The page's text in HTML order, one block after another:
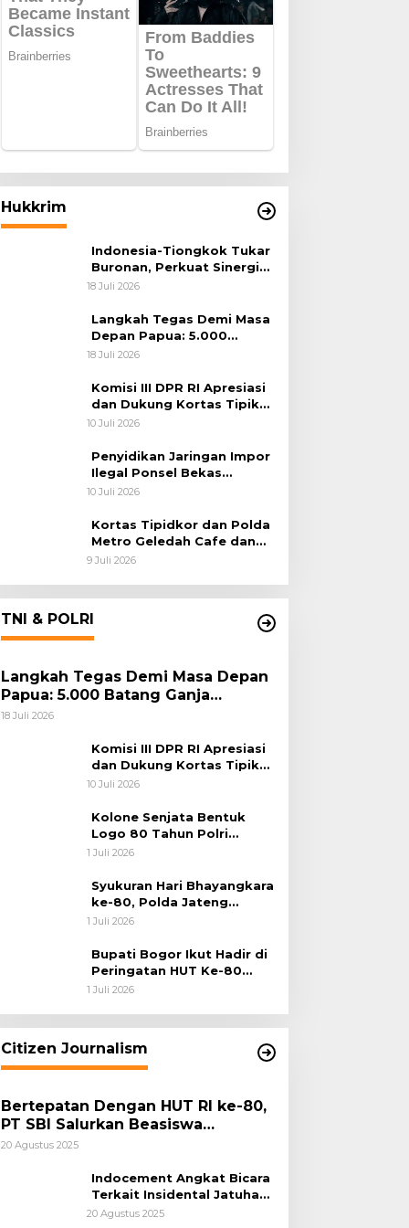
Hukkrim
Indonesia-Tiongkok Tukar
Buronan, Perkuat Sinergi
Penegakan Hukum Lintas
18 Juli 2026
Langkah Tegas Demi Masa
Depan Papua: 5.000
Batang Ganja Berhasil
Habema
18 Juli 2026
Komisi III DPR RI Apresiasi
dan Dukung Kortas Tipikor
Polri Usut Dugaan Korupsi
10 Juli 2026
Penyidikan Jaringan Impor
Ilegal Ponsel Bekas
Rampung, Tiga Tersangka
10 Juli 2026
Kortas Tipidkor dan Polda
Metro Geledah Cafe dan
Money Changer
9 Juli 2026
TNI & POLRI
Langkah Tegas Demi Masa Depan
Papua: 5.000 Batang Ganja
Berhasil Diungkap Koops TNI
18 Juli 2026
Komisi III DPR RI Apresiasi
dan Dukung Kortas Tipikor
Polri Usut Dugaan Korupsi
10 Juli 2026
Kolone Senjata Bentuk
Logo 80 Tahun Polri
Warnai Upacara Hari
1 Juli 2026
Syukuran Hari Bhayangkara
ke-80, Polda Jateng
Teguhkan Semangat
Kebersamaan
1 Juli 2026
Bupati Bogor Ikut Hadir di
Peringatan HUT Ke-80
Bhayangkara, Sinergi Polri
Kunci Menjaga Keamanan
1 Juli 2026
Citizen Journalism
Bertepatan Dengan HUT RI ke-80,
PT SBI Salurkan Beasiswa
Pendidikan Kepada 500 Pelajar
20 Agustus 2025
Indocement Angkat Bicara
Terkait Insidental Jatuhan
Debu Semen Pabrik
20 Agustus 2025